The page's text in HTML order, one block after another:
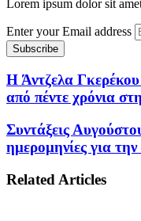
Lorem ipsum dolor sit
Enter your Email address
Η Άντζελα
από πέντε χρόνια
Συντάξεις
ημερομηνίες για
Related Articles